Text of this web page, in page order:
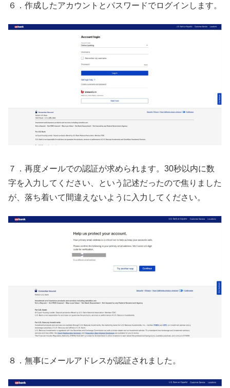
６．作成したアカウントとパスワードでログインします。
７．再度メールでの認証が求められます。30秒以内に数
字を入力してください、という記述だったので焦りました
が、落ち着いて間違えないように入力してください。
８．無事にメールアドレスが認証されました。